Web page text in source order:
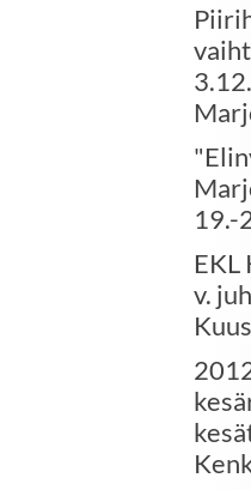
19.-
EKL
v.